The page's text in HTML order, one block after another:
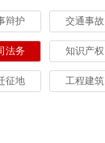
辩护 交通事故
法务 知识产权
征地 工程建筑